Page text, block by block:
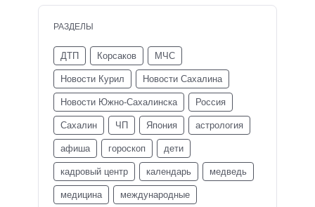
РАЗДЕЛЫ
ДТП Корсаков МЧС
Новости Курил Новости Сахалина
Новости Южно-Сахалинска Россия
Сахалин ЧП Япония астрология
афиша гороскоп дети
кадровый центр календарь медведь
медицина международные